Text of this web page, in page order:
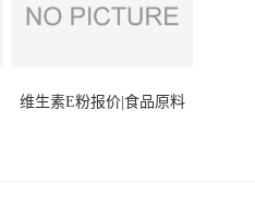
维生素E粉报价|食品原料